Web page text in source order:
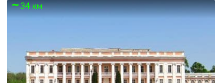
34 км